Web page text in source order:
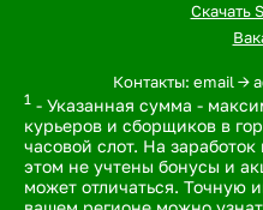
Скачать
Контакты: email ->
1 - Указанная сумма -
курьеров и сборщиков в
часовой слот. На
этом не учтены бонусы и
может отличаться. Точную